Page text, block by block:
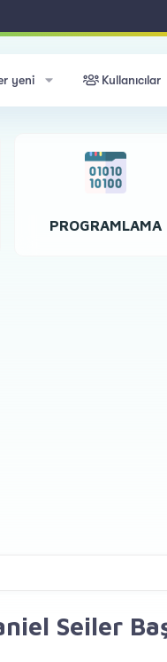
yeni Kullanıcılar
PROGRAMLAMA
Seiler